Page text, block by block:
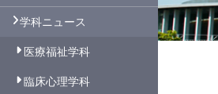
学科ニュース
医療福祉学科
臨床心理学科